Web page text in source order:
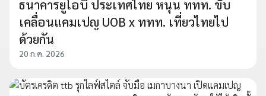
ธนาคารยูโอบี ประเทศไทย หนุน ททท. ขับ
เคลื่อนแคมเปญ UOB x ททท. เที่ยวไทยไป
ด้วยกัน
20 ก.ค. 2026